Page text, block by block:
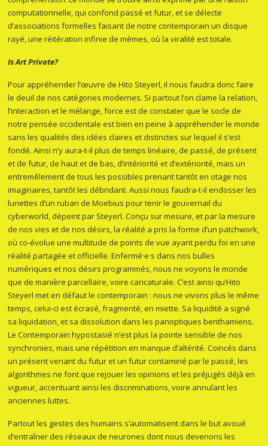
computationnelle, qui confond passé et futur, et se délecte
d’associations formelles faisant de notre contemporain un disque
rayé, une réitération infinie de mèmes, où la viralité est totale.
Is Art Private?
Pour appréhender l’œuvre de Hito Steyerl, il nous faudra donc faire
le deuil de nos catégories modernes. Si partout l’on clame la relation,
l’interaction et le mélange, force est de constater que le socle de
notre pensée occidentale est bien en peine à appréhender le monde
sans les qualités des idées claires et distinctes sur lequel il s’est
fondé. Ainsi n’y aura-t-il plus de temps linéaire, de passé, de présent
et de futur, de haut et de bas, d’intériorité et d’extériorité, mais un
entremêlement de tous les possibles prenant tantôt en otage nos
imaginaires, tantôt les débridant. Aussi nous faudra-t-il endosser les
lunettes d’un ruban de Moebius pour tenir le gouvernail du
cyberworld, dépeint par Steyerl. Conçu sur mesure, et par la mesure
de nos vies et de nos désirs, la réalité a pris la forme d’un patchwork,
où co-évolue une multitude de points de vue ayant perdu foi en une
réalité partagée et officielle. Enfermé·e·s dans nos bulles
numériques et nos désirs programmés, nous ne voyons le monde
que de manière parcellaire, voire caricaturale. C’est ainsi qu’Hito
Steyerl met en défaut le contemporain : nous ne vivons plus le même
temps, celui-ci est écrasé, fragmenté, en miette. Sa liquidité a signé
sa liquidation, et sa dissolution dans les panoptiques benthamiens.
Le Contemporain hypostasié n’est plus la pointe sensible de nos
synchronies, mais une répétition en manque d’altérité. Coincés dans
un présent venant du futur et un futur contaminé par le passé, les
algorithmes ne font que rejouer les opinions et les préjugés déjà en
vigueur, accentuant ainsi les discriminations, voire annulant les
anciennes luttes.
Partout les gestes des humains s’automatisent dans le but avoué
d’entraîner des réseaux de neurones dont nous devenons les